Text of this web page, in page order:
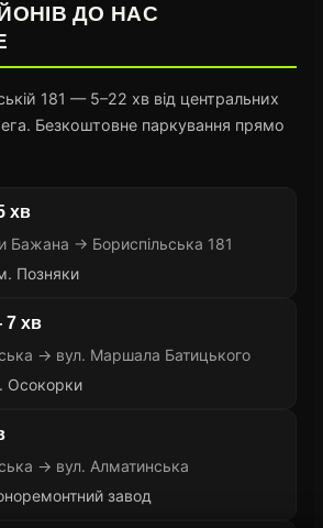
ДО НАС
181 — 5–22 хв від центральних
Безкоштовне паркування прямо
хв
Бажана → Бориспільська 181
Позняки
7 хв
→ вул. Маршала Батицького
Осокорки
→ вул. Алматинська
завод